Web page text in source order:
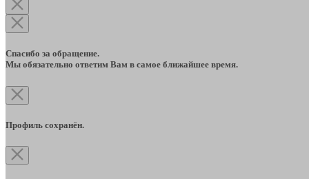
Спасибо за обращение.
Мы обязательно ответим Вам в самое ближайшее время.
Профиль сохранён.